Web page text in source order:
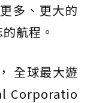
多、更大的
航程。
全球最大遊
Corporatio